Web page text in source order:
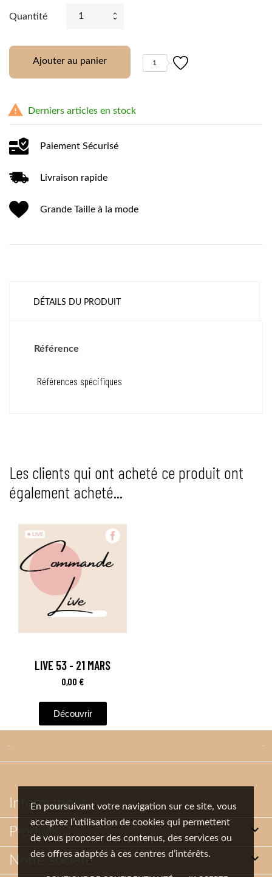
En poursuivant votre navigation sur ce site, vous
acceptez l’utilisation de cookies qui permettent
de vous proposer des contenus, des services ou
des offres adaptés à ces centres d’intérêts.
Quantité
Ajouter au panier 1
 Derniers articles en stock
Paiement Sécurisé
Livraison rapide
Grande Taille à la mode
DÉTAILS DU PRODUIT
Référence
Références spécifiques
Les clients qui ont acheté ce produit ont
également acheté...
Aperçu rapide
LIVE 53 - 21 MARS
0,00 €
Découvrir
 
Informations
Produits

Notre société 